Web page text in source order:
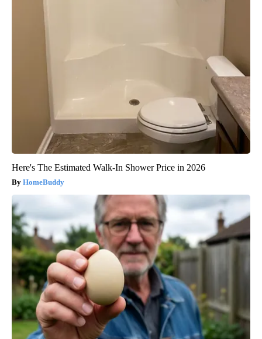
Here's The Estimated Walk-In Shower Price in 2026
HomeBuddy